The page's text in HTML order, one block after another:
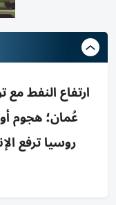
ارتفاع النفط
عُمان؛ هجوم
روسيا ترفع